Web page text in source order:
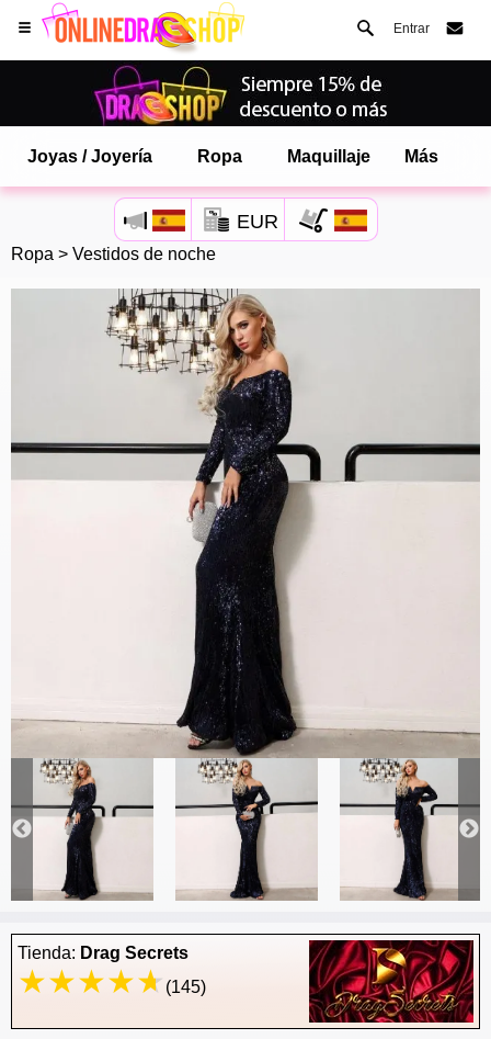
Entrar
Joyas / Joyería Ropa Maquillaje Más
EUR
Ropa > Vestidos de noche
Tienda: Drag Secrets
(145)
Abre tu menú de Safari.
y toca AÑADIR A LA PANTALLA DE INICIO
onlinedragshop ahora está instalado como APLICACIÓN